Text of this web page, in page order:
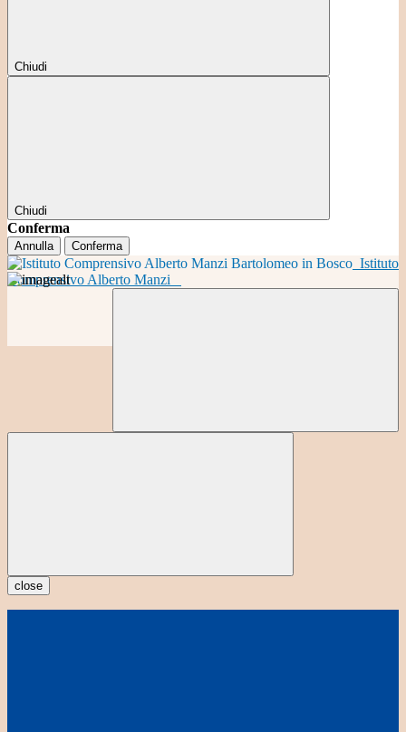
Chiudi
Chiudi
Conferma
Annulla Conferma
Istituto
Comprensivo Alberto Manzi
close